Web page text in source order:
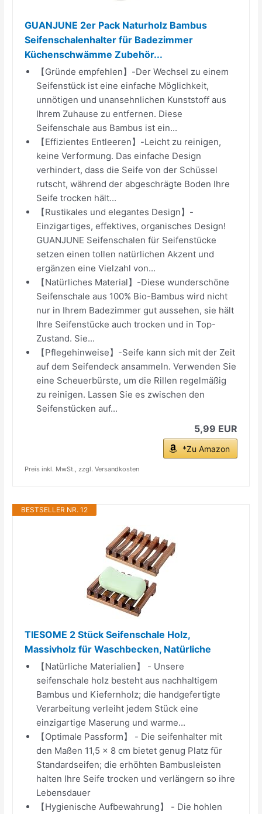
GUANJUNE 2er Pack Naturholz Bambus
Seifenschalenhalter für Badezimmer
Küchenschwämme Zubehör...
【Gründe empfehlen】-Der Wechsel zu einem
Seifenstück ist eine einfache Möglichkeit,
unnötigen und unansehnlichen Kunststoff aus
Ihrem Zuhause zu entfernen. Diese
Seifenschale aus Bambus ist ein...
【Effizientes Entleeren】-Leicht zu reinigen,
keine Verformung. Das einfache Design
verhindert, dass die Seife von der Schüssel
rutscht, während der abgeschrägte Boden Ihre
Seife trocken hält...
【Rustikales und elegantes Design】-
Einzigartiges, effektives, organisches Design!
GUANJUNE Seifenschalen für Seifenstücke
setzen einen tollen natürlichen Akzent und
ergänzen eine Vielzahl von...
【Natürliches Material】-Diese wunderschöne
Seifenschale aus 100% Bio-Bambus wird nicht
nur in Ihrem Badezimmer gut aussehen, sie hält
Ihre Seifenstücke auch trocken und in Top-
Zustand. Sie...
【Pflegehinweise】-Seife kann sich mit der Zeit
auf dem Seifendeck ansammeln. Verwenden Sie
eine Scheuerbürste, um die Rillen regelmäßig
zu reinigen. Lassen Sie es zwischen den
Seifenstücken auf...
5,99 EUR
*Zu Amazon
Preis inkl. MwSt., zzgl. Versandkosten
BESTSELLER NR. 12
TIESOME 2 Stück Seifenschale Holz,
Massivholz für Waschbecken, Natürliche
【Natürliche Materialien】 - Unsere
seifenschale holz besteht aus nachhaltigem
Bambus und Kiefernholz; die handgefertigte
Verarbeitung verleiht jedem Stück eine
einzigartige Maserung und warme...
【Optimale Passform】 - Die seifenhalter mit
den Maßen 11,5 x 8 cm bietet genug Platz für
Standardseifen; die erhöhten Bambusleisten
halten Ihre Seife trocken und verlängern so ihre
Lebensdauer
【Hygienische Aufbewahrung】 - Die hohlen